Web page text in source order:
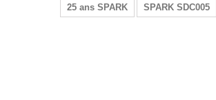
25 ans SPARK
SPARK SDC005